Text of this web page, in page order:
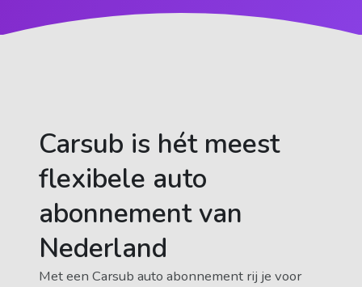
Carsub is hét meest
flexibele auto
abonnement van
Nederland
Met een Carsub auto abonnement rij je voor